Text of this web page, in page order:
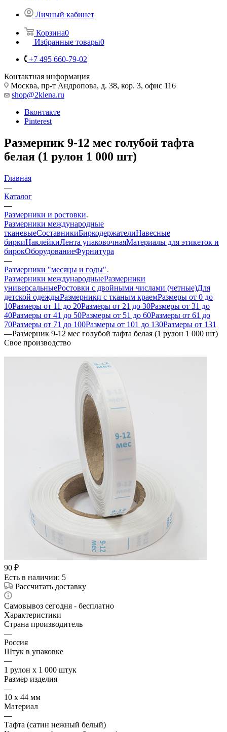
Личный кабинет
Корзина0
Избранные товары0
+7 495 660-79-02
Контактная информация
Москва, пр-т Андропова, д. 38, кор. 3, офис 116
shop@2klena.ru
Вконтакте
Pinterest
Размерник 9-12 мес голубой тафта
белая (1 рулон 1 000 шт)
Главная
—
Каталог
—
Размерники и ростовки
Размерники международные
тканевыеСоставникиБиркодержателиНавесные
биркиНаклейкиЛента упаковочнаяМатериалы для этикеток и
бирокОборудованиеФурнитура
—
Размерники "месяцы и годы"
Размерники международныеРазмерники
универсальныеРостовки с двойными числами (четные)Для
детской одеждыРазмерники с тканым краемРазмеры от 0 до
10Размеры от 11 до 20Размеры от 21 до 30Размеры от 31 до
40Размеры от 41 до 50Размеры от 51 до 60Размеры от 61 до
70Размеры от 71 до 100Размеры от 101 до 130Размеры от 131
—Размерник 9-12 мес голубой тафта белая (1 рулон 1 000 шт)
Свое производство
90 ₽
Есть в наличии: 5
Рассчитать доставку
Самовывоз сегодня - бесплатно
Характеристики
Страна производитель
—
Россия
Штук в упаковке
—
1 рулон х 1 000 штук
Размер изделия
—
10 х 44 мм
Материал
—
Тафта (сатин нежный белый)